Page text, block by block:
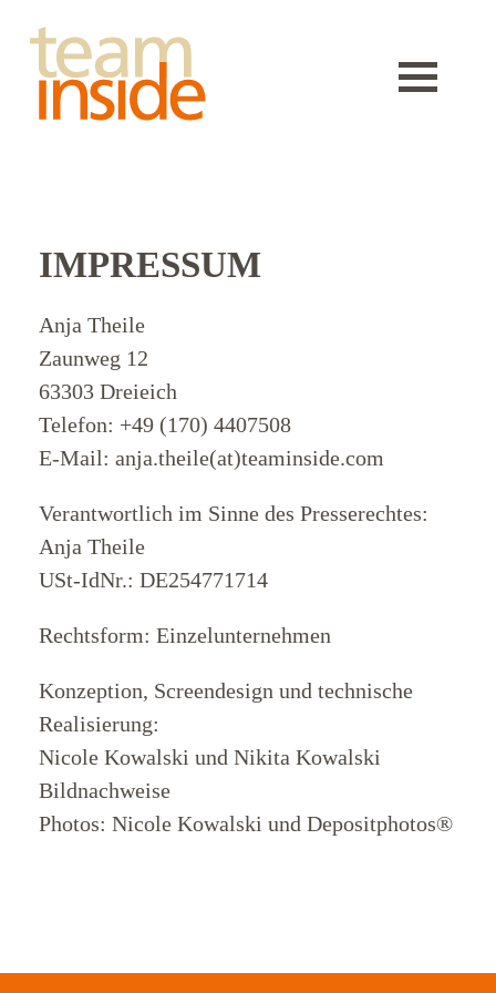
Wer
wir
sind
Was
wir
machen
wen
wir
arbeiten
IMPRESSUM
Anja Theile
Zaunweg 12
63303 Dreieich
Telefon: +49 (170) 4407508
E-Mail: anja.theile(at)teaminside.com
Verantwortlich im Sinne des Presserechtes:
Anja Theile
USt-IdNr.: DE254771714
Rechtsform: Einzelunternehmen
Konzeption, Screendesign und technische
Realisierung:
Nicole Kowalski und Nikita Kowalski
Bildnachweise
Photos: Nicole Kowalski und Depositphotos®